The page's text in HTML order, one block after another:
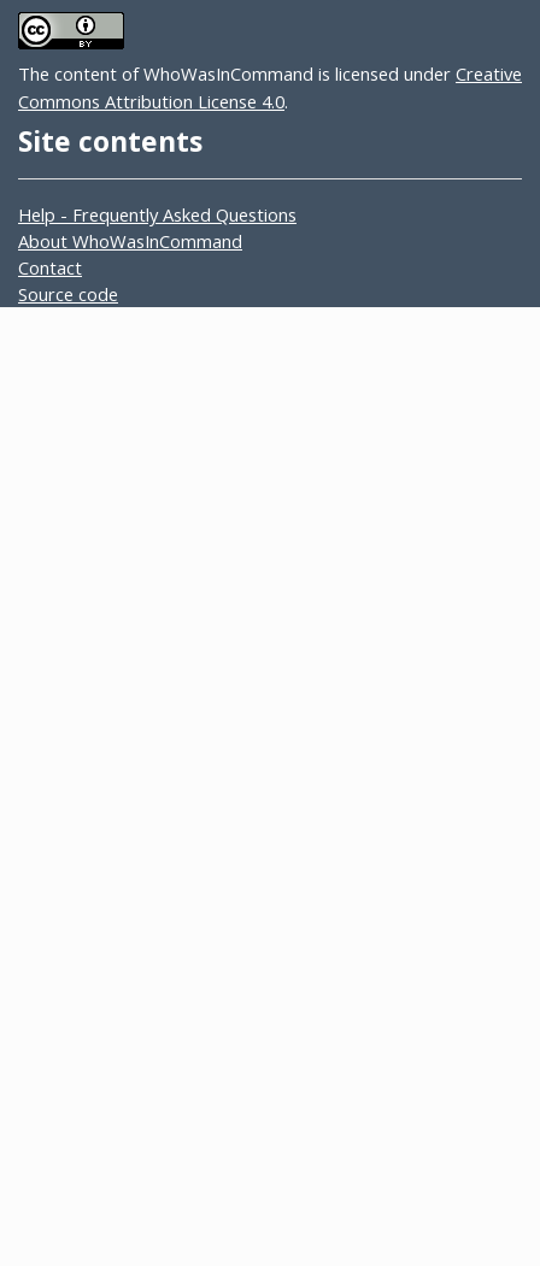
The content of WhoWasInCommand is licensed under Creative
Commons Attribution License 4.0.
Site contents
Help - Frequently Asked Questions
About WhoWasInCommand
Contact
Source code